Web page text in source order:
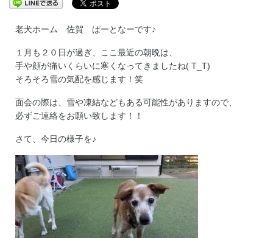
老犬ホーム 佐賀 ぱーとなーです♪
１月も２０日が過ぎ、ここ最近の朝晩は、
手や顔が痛いくらいに寒くなってきましたね( T_T)
そろそろ雪の気配を感じます！笑
面会の際は、雪や凍結などもある可能性がありますので、
必ずご連絡をお願い致します！！
さて、今日の様子を♪